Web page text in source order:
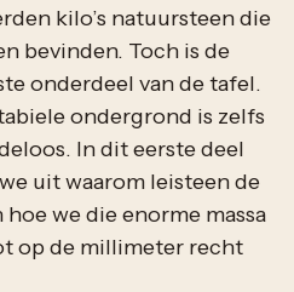
kilo’s natuursteen die
bevinden. Toch is de
onderdeel van de tafel.
ondergrond is zelfs
In dit eerste deel
uit waarom leisteen de
we die enorme massa
op de millimeter recht